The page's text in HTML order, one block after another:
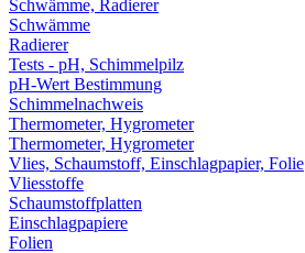
Schwämme, Radierer
Schwämme
Radierer
Tests - pH, Schimmelpilz
pH-Wert Bestimmung
Schimmelnachweis
Thermometer, Hygrometer
Thermometer, Hygrometer
Vlies, Schaumstoff, Einschlagpapier, Folie
Vliesstoffe
Schaumstoffplatten
Einschlagpapiere
Folien